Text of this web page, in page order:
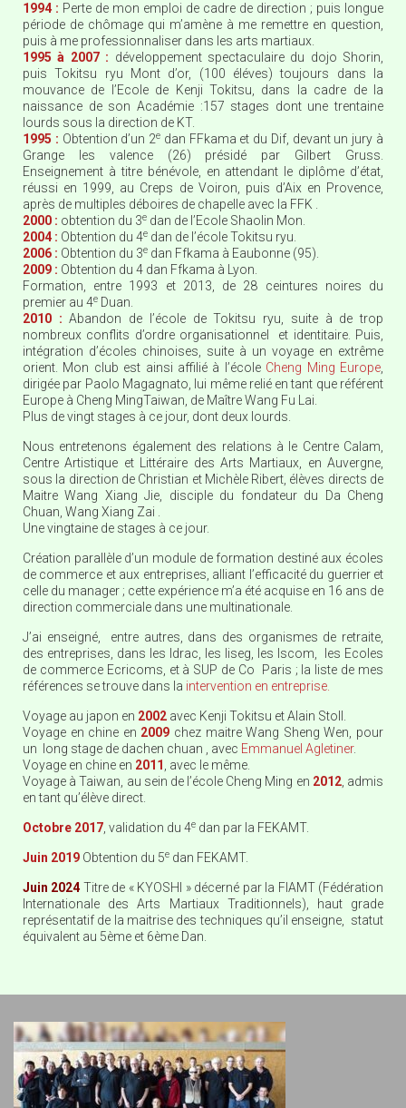
1994 : Perte de mon emploi de cadre de direction ; puis longue
période de chômage qui m’amène à me remettre en question,
puis à me professionnaliser dans les arts martiaux.
1995 à 2007 : développement spectaculaire du dojo Shorin,
puis Tokitsu ryu Mont d’or, (100 éléves) toujours dans la
mouvance de l’Ecole de Kenji Tokitsu, dans la cadre de la
naissance de son Académie :157 stages dont une trentaine
lourds sous la direction de KT.
1995 : Obtention d’un 2e dan FFkama et du Dif, devant un jury à
Grange les valence (26) présidé par Gilbert Gruss.
Enseignement à titre bénévole, en attendant le diplôme d’état,
réussi en 1999, au Creps de Voiron, puis d’Aix en Provence,
après de multiples déboires de chapelle avec la FFK .
2000 : obtention du 3e dan de l’Ecole Shaolin Mon.
2004 : Obtention du 4e dan de l’école Tokitsu ryu.
2006 : Obtention du 3e dan Ffkama à Eaubonne (95).
2009 : Obtention du 4 dan Ffkama à Lyon.
Formation, entre 1993 et 2013, de 28 ceintures noires du
premier au 4e Duan.
2010 : Abandon de l’école de Tokitsu ryu, suite à de trop
nombreux conflits d’ordre organisationnel et identitaire. Puis,
intégration d’écoles chinoises, suite à un voyage en extrême
orient. Mon club est ainsi affilié à l’école Cheng Ming Europe
dirigée par Paolo Magagnato, lui même relié en tant que référent
Europe à Cheng MingTaiwan, de Maître Wang Fu Lai.
Plus de vingt stages à ce jour, dont deux lourds.
Nous entretenons également des relations à le Centre Calam,
Centre Artistique et Littéraire des Arts Martiaux, en Auvergne,
sous la direction de Christian et Michèle Ribert, élèves directs de
Maitre Wang Xiang Jie, disciple du fondateur du Da Cheng
Chuan, Wang Xiang Zai .
Une vingtaine de stages à ce jour.
Création parallèle d’un module de formation destiné aux écoles
de commerce et aux entreprises, alliant l’efficacité du guerrier et
celle du manager ; cette expérience m’a été acquise en 16 ans de
direction commerciale dans une multinationale.
J’ai enseigné, entre autres, dans des organismes de retraite,
des entreprises, dans les Idrac, les Iiseg, les Iscom, les Ecoles
de commerce Ecricoms, et à SUP de Co Paris ; la liste de mes
références se trouve dans la intervention en entreprise.
Voyage au japon en 2002 avec Kenji Tokitsu et Alain Stoll.
Voyage en chine en 2009 chez maitre Wang Sheng Wen, pour
un long stage de dachen chuan , avec Emmanuel Agletiner.
Voyage en chine en 2011 , avec le même.
Voyage à Taiwan, au sein de l’école Cheng Ming en 2012, admis
en tant qu’élève direct.
Octobre 2017 , validation du 4e dan par la FEKAMT.
Juin 2019 Obtention du 5e dan FEKAMT.
Juin 2024Titre de « KYOSHI » décerné par la FIAMT (Fédération
Internationale des Arts Martiaux Traditionnels), haut grade
représentatif de la maitrise des techniques qu’il enseigne, statut
équivalent au 5ème et 6ème Dan.